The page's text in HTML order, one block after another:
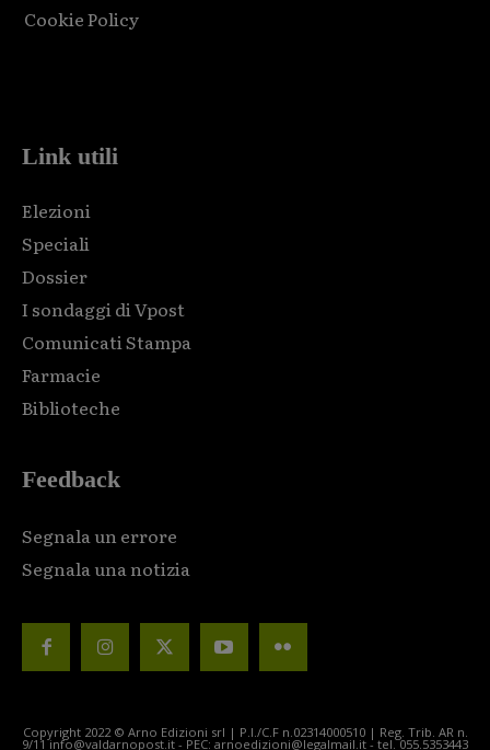
Cookie Policy
Link utili
Elezioni
Speciali
Dossier
I sondaggi di Vpost
Comunicati Stampa
Farmacie
Biblioteche
Feedback
Segnala un errore
Segnala una notizia
Copyright 2022 © Arno Edizioni srl | P.I./C.F n.02314000510 | Reg. Trib. AR n.
9/11 info@valdarnopost.it - PEC: arnoedizioni@legalmail.it - tel. 055.5353443